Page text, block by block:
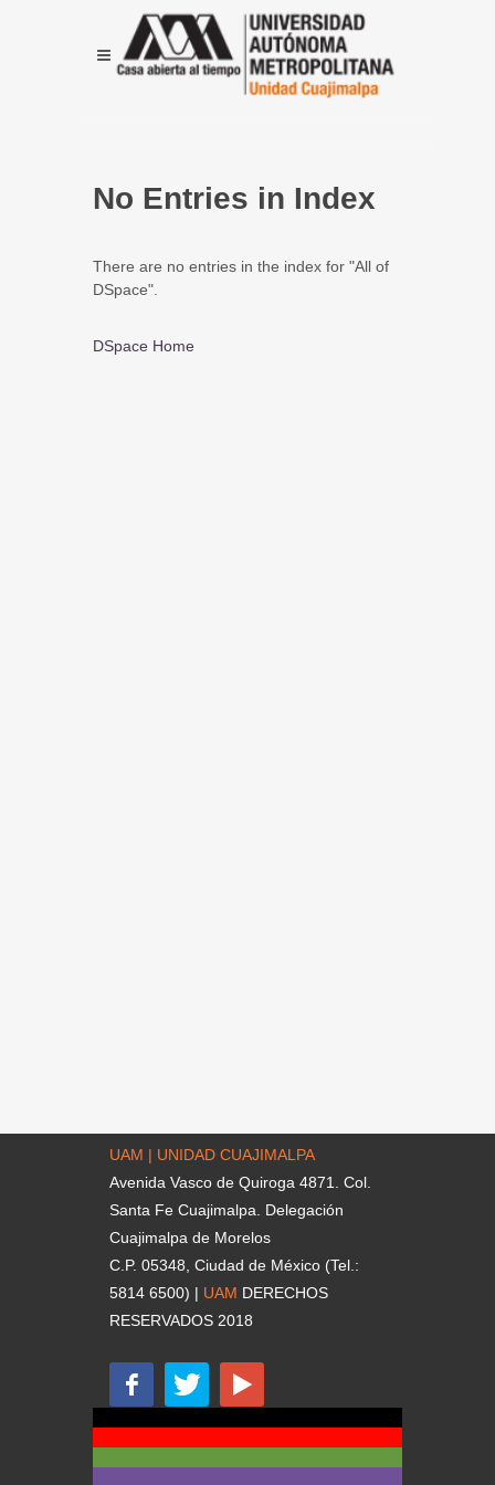
No Entries in Index
There are no entries in the index for "All of
DSpace".
DSpace Home
UAM | UNIDAD CUAJIMALPA
Avenida Vasco de Quiroga 4871. Col.
Santa Fe Cuajimalpa. Delegación
Cuajimalpa de Morelos
C.P. 05348, Ciudad de México (Tel.:
5814 6500) | UAM DERECHOS
RESERVADOS 2018